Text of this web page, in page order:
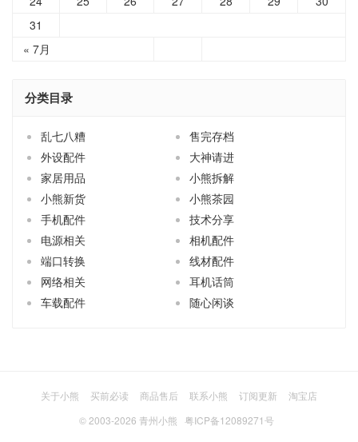
« 7月
31
分类目录
乱七八糟
售完存档
外设配件
大神请进
家居用品
小熊拆解
小熊新货
小熊茶园
手机配件
技术分享
电源相关
相机配件
端口转换
线材配件
网络相关
耳机话筒
车载配件
随心闲谈
关于小熊 买前必读 商品售后 联系小熊 订阅更新
淘宝店
© 2003-2026 青州小熊 粤ICP备12089271号